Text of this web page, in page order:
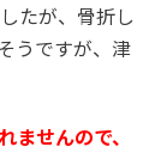
たが、骨折し
うですが、津
ませんので、